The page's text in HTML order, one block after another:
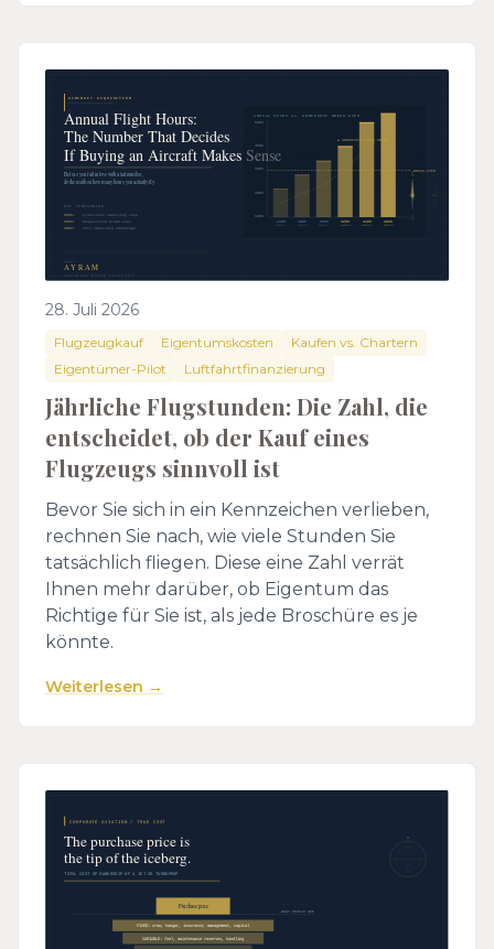
28. Juli 2026
Flugzeugkauf Eigentumskosten
Kaufen vs. Chartern
Eigentümer-Pilot
Luftfahrtfinanzierung
Jährliche Flugstunden: Die Zahl, die
entscheidet, ob der Kauf eines
Flugzeugs sinnvoll ist
Bevor Sie sich in ein Kennzeichen verlieben,
rechnen Sie nach, wie viele Stunden Sie
tatsächlich fliegen. Diese eine Zahl verrät
Ihnen mehr darüber, ob Eigentum das
Richtige für Sie ist, als jede Broschüre es je
könnte.
Weiterlesen →